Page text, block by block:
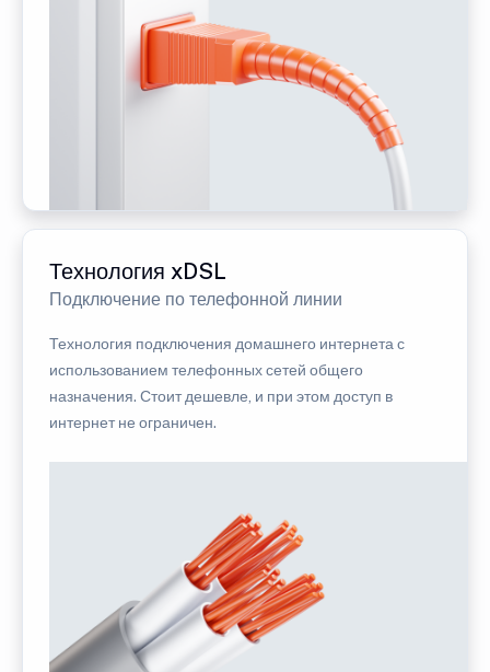
Технология xDSL
Подключение по телефонной линии
Технология подключения домашнего интернета с
использованием телефонных сетей общего
назначения. Стоит дешевле, и при этом доступ в
интернет не ограничен.